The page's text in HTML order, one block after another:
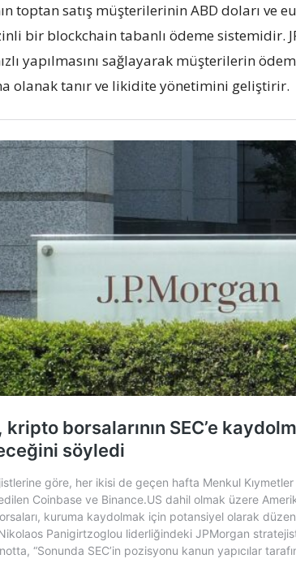
toptan satış müşterilerinin ABD doları ve
bir blockchain tabanlı ödeme sistemidir.
yapılmasını sağlayarak müşterilerin
olanak tanır ve likidite yönetimini geliştirir.